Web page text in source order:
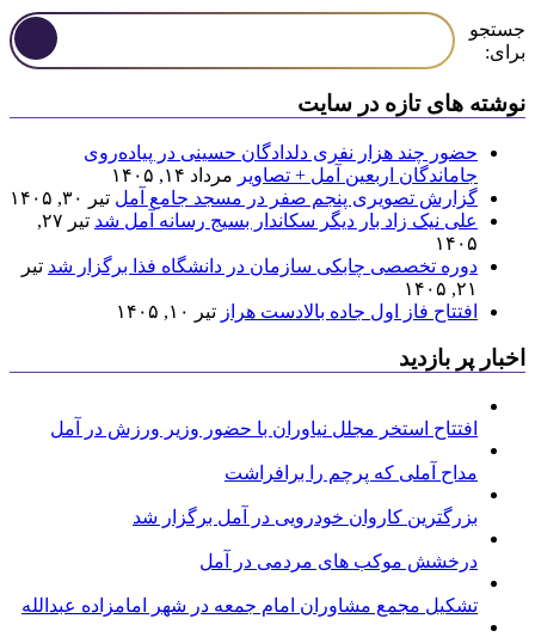
جستجو
برای:
نوشته های تازه در سایت
حضور چند هزار نفری دلدادگان حسینی در پیاده‌روی
جاماندگان اربعین آمل + تصاویر مرداد ۱۴, ۱۴۰۵
گزارش تصویری پنجم صفر در مسجد جامع آمل تیر ۳۰, ۱۴۰۵
علی نیک زاد بار دیگر سکاندار بسیج رسانه آمل شد
تیر ۲۷,
۱۴۰۵
دوره تخصصی چابکی سازمان در دانشگاه فذا برگزار شد تیر
۲۱, ۱۴۰۵
افتتاح فاز اول جاده بالادست هراز تیر ۱۰, ۱۴۰۵
اخبار پر بازدید
افتتاح استخر مجلل نیاوران با حضور وزیر ورزش در آمل
مداح آملی که پرچم را برافراشت
بزرگترین کاروان خودرویی در آمل برگزار شد
درخشش موکب های مردمی در آمل
تشکیل مجمع مشاوران امام جمعه در شهر امامزاده عبدالله